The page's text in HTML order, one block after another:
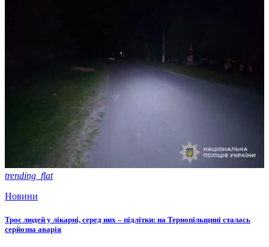
trending_flat
Новини
Троє людей у лікарні, серед них – підлітки: на Тернопільщині сталась
серйозна аварія